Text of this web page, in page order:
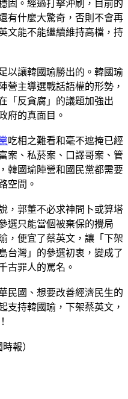
固。經過打擊沖刷，目前的
有什麼大驚奇，否則不會再
文能不能繼續維持高檔，持
以讓韓國瑜勝出的。韓國瑜
營主導選戰話語權的形勢，
「反貪腐」的議題加強出
府的真面目。
吃相之難看和毫不遮掩已經
案、私菸案、口譯哥案、管
韓國瑜陣營和國民黨都需要
空間。
，郭董不必求神問卜或算塔
選只能當個被棄保的攪局
，便宜了蔡英文，讓「下架
台灣」的參選初衷，變成了
古罪人的罵名。
民國、想要改善經濟民生的
支持韓國瑜，下架蔡英文，
報）